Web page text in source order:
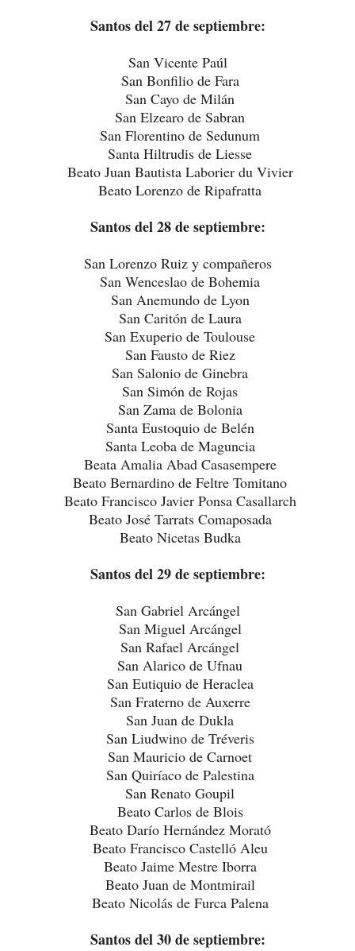
Santos del 27 de septiembre:
San Vicente Paúl
San Bonfilio de Fara
San Cayo de Milán
San Elzearo de Sabran
San Florentino de Sedunum
Santa Hiltrudis de Liesse
Beato Juan Bautista Laborier du Vivier
Beato Lorenzo de Ripafratta
Santos del 28 de septiembre:
San Lorenzo Ruiz y compañeros
San Wenceslao de Bohemia
San Anemundo de Lyon
San Caritón de Laura
San Exuperio de Toulouse
San Fausto de Riez
San Salonio de Ginebra
San Simón de Rojas
San Zama de Bolonia
Santa Eustoquio de Belén
Santa Leoba de Maguncia
Beata Amalia Abad Casasempere
Beato Bernardino de Feltre Tomitano
Beato Francisco Javier Ponsa Casallarch
Beato José Tarrats Comaposada
Beato Nicetas Budka
Santos del 29 de septiembre:
San Gabriel Arcángel
San Miguel Arcángel
San Rafael Arcángel
San Alarico de Ufnau
San Eutiquio de Heraclea
San Fraterno de Auxerre
San Juan de Dukla
San Liudwino de Tréveris
San Mauricio de Carnoet
San Quiríaco de Palestina
San Renato Goupil
Beato Carlos de Blois
Beato Darío Hernández Morató
Beato Francisco Castelló Aleu
Beato Jaime Mestre Iborra
Beato Juan de Montmirail
Beato Nicolás de Furca Palena
Santos del 30 de septiembre: